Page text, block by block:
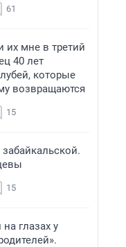
61
их мне в третий
40 лет
которые
возвращаются
15
15
глазах у